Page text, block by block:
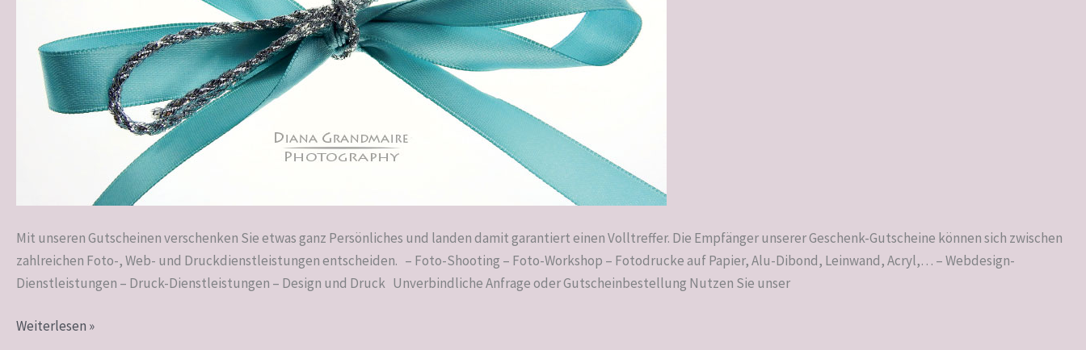
Mit unseren Gutscheinen verschenken Sie etwas ganz Persönliches und landen damit garantiert einen Volltreffer. Die Empfänger unserer Geschenk-Gutscheine können sich zwischen
zahlreichen Foto-, Web- und Druckdienstleistungen entscheiden. – Foto-Shooting – Foto-Workshop – Fotodrucke auf Papier, Alu-Dibond, Leinwand, Acryl,… – Webdesign-
Dienstleistungen – Druck-Dienstleistungen – Design und Druck Unverbindliche Anfrage oder Gutscheinbestellung Nutzen Sie unser
Weiterlesen »